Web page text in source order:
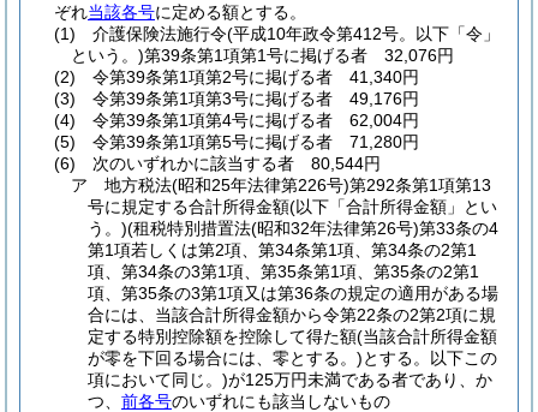
ぞれ当該各号に定める額とする。
(1)
介護保険法施行令(平成10年政令第412号。以下「令」
という。)第39条第1項第1号に掲げる者 32,076円
(2)
令第39条第1項第2号に掲げる者 41,340円
(3)
令第39条第1項第3号に掲げる者 49,176円
(4)
令第39条第1項第4号に掲げる者 62,004円
(5)
令第39条第1項第5号に掲げる者 71,280円
(6)
次のいずれかに該当する者 80,544円
ア
地方税法(昭和25年法律第226号)第292条第1項第13
号に規定する合計所得金額(以下「合計所得金額」とい
う。)(租税特別措置法(昭和32年法律第26号)第33条の4
第1項若しくは第2項、第34条第1項、第34条の2第1
項、第34条の3第1項、第35条第1項、第35条の2第1
項、第35条の3第1項又は第36条の規定の適用がある場
合には、当該合計所得金額から令第22条の2第2項に規
定する特別控除額を控除して得た額(当該合計所得金額
が零を下回る場合には、零とする。)とする。以下この
項において同じ。)が125万円未満である者であり、か
つ、 前各号のいずれにも該当しないもの